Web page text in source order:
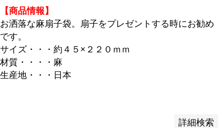
【商品情報】
お洒落な麻扇子袋。扇子をプレゼントする時にお勧め
です。
サイズ・・・約４５×２２０ｍｍ
材質・・・・麻
生産地・・・日本
詳細検索
新着順
登録順
価格が安い順
価格が高い順
優先度順
レビュー順
キーワードヒット順